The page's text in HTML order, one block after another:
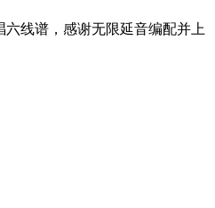
线谱，感谢无限延音编配并上